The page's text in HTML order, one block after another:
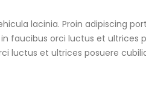
lacinia. Proin adipiscing
orci luctus et ultrices
et ultrices posuere